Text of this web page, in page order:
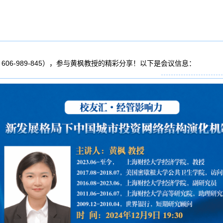
989-845），参与黄枫教授的精彩分享！以下是会议信息：